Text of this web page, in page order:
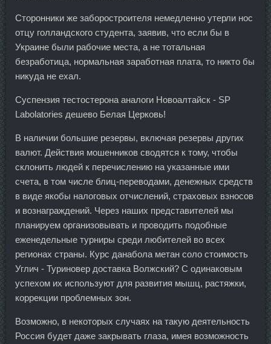
Сторонники же заборостроителя немедленно утерли нос
отцу голландского студента, заявив, что если бы в
Украине были рабочие места, а не тотальная
безработица, нормальная заработная плата, то никто бы
никуда не ехал.
Суспензия тестостерона аналоги Новоалтайск - SP
Labolatories дешево Белая Церковь!
В наличии большие резервы, включая резервы других
валют. Действия мошенников сводятся к тому, чтобы
склонить людей к перечислению на указанные ими
счета, в том числе блиц-переводами, денежных средств
в виде якобы налоговых отчислений, страховых взносов
и вознаграждений. Через наших представителей мы
планируем организовывать и проводить подобные
еженедельные турниры среди любителей во всех
регионах страны. Курс данабола метан соло стоимость
Углич - Туриновер доставка Волжский? С одинаковым
успехом их используют для развития мышц, растяжки,
коррекции проблемных зон.
Возможно, в некоторых случаях на такую деятельность
Россия будет даже закрывать глаза, имея возможность